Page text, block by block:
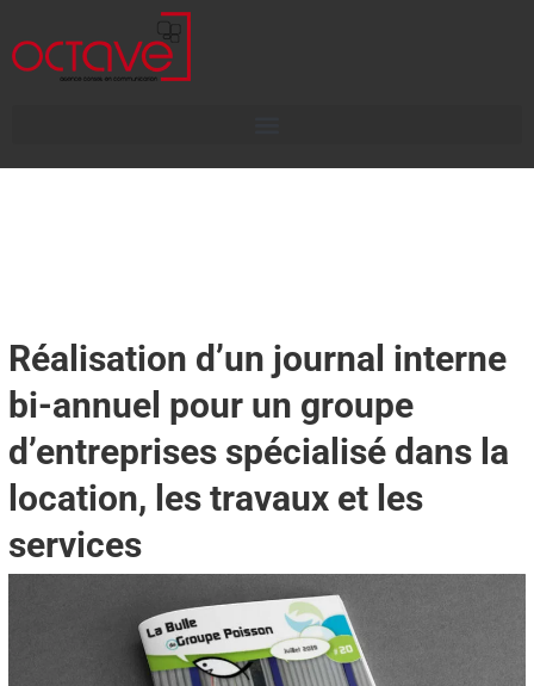
Réalisation d’un journal interne
bi-annuel pour un groupe
d’entreprises spécialisé dans la
location, les travaux et les
services